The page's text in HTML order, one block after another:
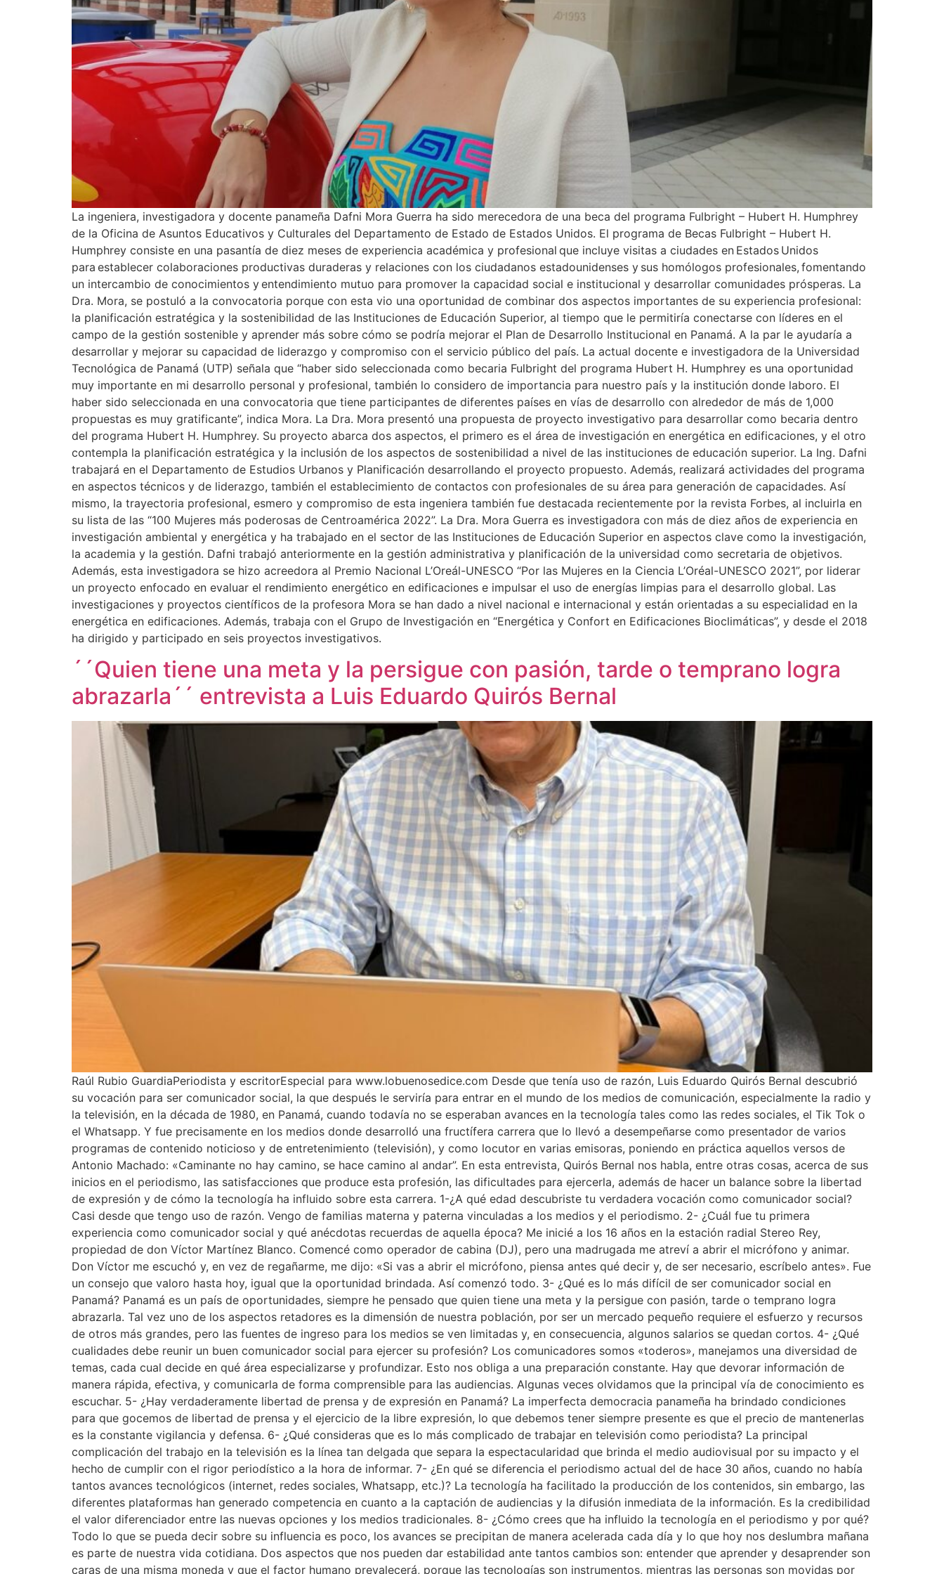
La ingeniera, investigadora y docente panameña Dafni Mora Guerra ha sido merecedora de una beca del programa Fulbright – Hubert H. Humphrey
de la Oficina de Asuntos Educativos y Culturales del Departamento de Estado de Estados Unidos. El programa de Becas Fulbright – Hubert H.
Humphrey consiste en una pasantía de diez meses de experiencia académica y profesional que incluye visitas a ciudades en Estados Unidos
para establecer colaboraciones productivas duraderas y relaciones con los ciudadanos estadounidenses y sus homólogos profesionales, fomentando
un intercambio de conocimientos y entendimiento mutuo para promover la capacidad social e institucional y desarrollar comunidades prósperas. La
Dra. Mora, se postuló a la convocatoria porque con esta vio una oportunidad de combinar dos aspectos importantes de su experiencia profesional:
la planificación estratégica y la sostenibilidad de las Instituciones de Educación Superior, al tiempo que le permitiría conectarse con líderes en el
campo de la gestión sostenible y aprender más sobre cómo se podría mejorar el Plan de Desarrollo Institucional en Panamá. A la par le ayudaría a
desarrollar y mejorar su capacidad de liderazgo y compromiso con el servicio público del país. La actual docente e investigadora de la Universidad
Tecnológica de Panamá (UTP) señala que “haber sido seleccionada como becaria Fulbright del programa Hubert H. Humphrey es una oportunidad
muy importante en mi desarrollo personal y profesional, también lo considero de importancia para nuestro país y la institución donde laboro. El
haber sido seleccionada en una convocatoria que tiene participantes de diferentes países en vías de desarrollo con alrededor de más de 1,000
propuestas es muy gratificante”, indica Mora. La Dra. Mora presentó una propuesta de proyecto investigativo para desarrollar como becaria dentro
del programa Hubert H. Humphrey. Su proyecto abarca dos aspectos, el primero es el área de investigación en energética en edificaciones, y el otro
contempla la planificación estratégica y la inclusión de los aspectos de sostenibilidad a nivel de las instituciones de educación superior. La Ing. Dafni
trabajará en el Departamento de Estudios Urbanos y Planificación desarrollando el proyecto propuesto. Además, realizará actividades del programa
en aspectos técnicos y de liderazgo, también el establecimiento de contactos con profesionales de su área para generación de capacidades. Así
mismo, la trayectoria profesional, esmero y compromiso de esta ingeniera también fue destacada recientemente por la revista Forbes, al incluirla en
su lista de las “100 Mujeres más poderosas de Centroamérica 2022”. La Dra. Mora Guerra es investigadora con más de diez años de experiencia en
investigación ambiental y energética y ha trabajado en el sector de las Instituciones de Educación Superior en aspectos clave como la investigación,
la academia y la gestión. Dafni trabajó anteriormente en la gestión administrativa y planificación de la universidad como secretaria de objetivos.
Además, esta investigadora se hizo acreedora al Premio Nacional L’Oreál-UNESCO “Por las Mujeres en la Ciencia L’Oréal-UNESCO 2021”, por liderar
un proyecto enfocado en evaluar el rendimiento energético en edificaciones e impulsar el uso de energías limpias para el desarrollo global. Las
investigaciones y proyectos científicos de la profesora Mora se han dado a nivel nacional e internacional y están orientadas a su especialidad en la
energética en edificaciones. Además, trabaja con el Grupo de Investigación en “Energética y Confort en Edificaciones Bioclimáticas”, y desde el 2018
ha dirigido y participado en seis proyectos investigativos.
´´Quien tiene una meta y la persigue con pasión, tarde o temprano logra
abrazarla´´ entrevista a Luis Eduardo Quirós Bernal
Raúl Rubio GuardiaPeriodista y escritorEspecial para www.lobuenosedice.com Desde que tenía uso de razón, Luis Eduardo Quirós Bernal descubrió
su vocación para ser comunicador social, la que después le serviría para entrar en el mundo de los medios de comunicación, especialmente la radio y
la televisión, en la década de 1980, en Panamá, cuando todavía no se esperaban avances en la tecnología tales como las redes sociales, el Tik Tok o
el Whatsapp. Y fue precisamente en los medios donde desarrolló una fructífera carrera que lo llevó a desempeñarse como presentador de varios
programas de contenido noticioso y de entretenimiento (televisión), y como locutor en varias emisoras, poniendo en práctica aquellos versos de
Antonio Machado: «Caminante no hay camino, se hace camino al andar”. En esta entrevista, Quirós Bernal nos habla, entre otras cosas, acerca de sus
inicios en el periodismo, las satisfacciones que produce esta profesión, las dificultades para ejercerla, además de hacer un balance sobre la libertad
de expresión y de cómo la tecnología ha influido sobre esta carrera. 1-¿A qué edad descubriste tu verdadera vocación como comunicador social?
Casi desde que tengo uso de razón. Vengo de familias materna y paterna vinculadas a los medios y el periodismo. 2- ¿Cuál fue tu primera
experiencia como comunicador social y qué anécdotas recuerdas de aquella época? Me inicié a los 16 años en la estación radial Stereo Rey,
propiedad de don Víctor Martínez Blanco. Comencé como operador de cabina (DJ), pero una madrugada me atreví a abrir el micrófono y animar.
Don Víctor me escuchó y, en vez de regañarme, me dijo: «Si vas a abrir el micrófono, piensa antes qué decir y, de ser necesario, escríbelo antes». Fue
un consejo que valoro hasta hoy, igual que la oportunidad brindada. Así comenzó todo. 3- ¿Qué es lo más difícil de ser comunicador social en
Panamá? Panamá es un país de oportunidades, siempre he pensado que quien tiene una meta y la persigue con pasión, tarde o temprano logra
abrazarla. Tal vez uno de los aspectos retadores es la dimensión de nuestra población, por ser un mercado pequeño requiere el esfuerzo y recursos
de otros más grandes, pero las fuentes de ingreso para los medios se ven limitadas y, en consecuencia, algunos salarios se quedan cortos. 4- ¿Qué
cualidades debe reunir un buen comunicador social para ejercer su profesión? Los comunicadores somos «toderos», manejamos una diversidad de
temas, cada cual decide en qué área especializarse y profundizar. Esto nos obliga a una preparación constante. Hay que devorar información de
manera rápida, efectiva, y comunicarla de forma comprensible para las audiencias. Algunas veces olvidamos que la principal vía de conocimiento es
escuchar. 5- ¿Hay verdaderamente libertad de prensa y de expresión en Panamá? La imperfecta democracia panameña ha brindado condiciones
para que gocemos de libertad de prensa y el ejercicio de la libre expresión, lo que debemos tener siempre presente es que el precio de mantenerlas
es la constante vigilancia y defensa. 6- ¿Qué consideras que es lo más complicado de trabajar en televisión como periodista? La principal
complicación del trabajo en la televisión es la línea tan delgada que separa la espectacularidad que brinda el medio audiovisual por su impacto y el
hecho de cumplir con el rigor periodístico a la hora de informar. 7- ¿En qué se diferencia el periodismo actual del de hace 30 años, cuando no había
tantos avances tecnológicos (internet, redes sociales, Whatsapp, etc.)? La tecnología ha facilitado la producción de los contenidos, sin embargo, las
diferentes plataformas han generado competencia en cuanto a la captación de audiencias y la difusión inmediata de la información. Es la credibilidad
el valor diferenciador entre las nuevas opciones y los medios tradicionales. 8- ¿Cómo crees que ha influido la tecnología en el periodismo y por qué?
Todo lo que se pueda decir sobre su influencia es poco, los avances se precipitan de manera acelerada cada día y lo que hoy nos deslumbra mañana
es parte de nuestra vida cotidiana. Dos aspectos que nos pueden dar estabilidad ante tantos cambios son: entender que aprender y desaprender son
caras de una misma moneda y que el factor humano prevalecerá, porque las tecnologías son instrumentos, mientras las personas son movidas por